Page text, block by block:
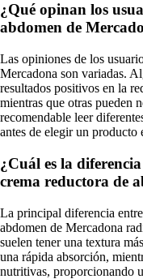
¿Qué opinan los
abdomen de
Las opiniones de los
Mercadona son variadas.
resultados positivos en la
mientras que otras pueden
recomendable leer
antes de elegir un producto
¿Cuál es la
crema reductora de
La principal diferencia
abdomen de Mercadona
suelen tener una textura
una rápida absorción,
nutritivas, proporcionando